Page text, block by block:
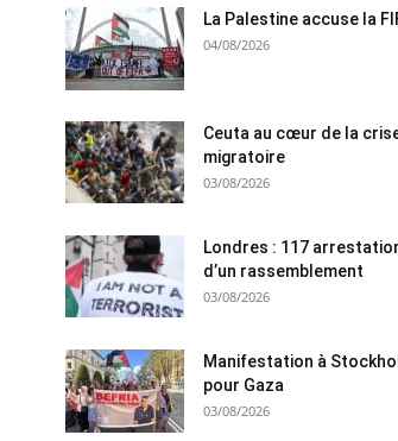
La Palestine accuse la
04/08/2026
Ceuta au cœur de la
migratoire
03/08/2026
Londres : 117
d’un rassemblement
03/08/2026
Manifestation à
pour Gaza
03/08/2026